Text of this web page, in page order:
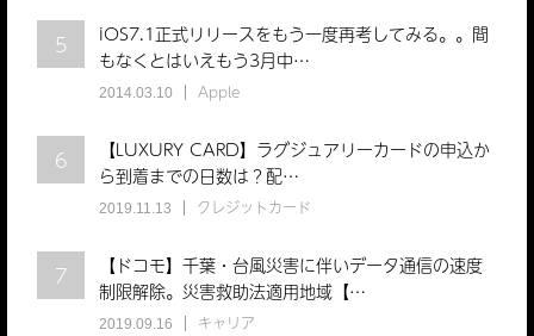
5
iOS7.1正式リリースをもう一度再考してみる。。間
もなくとはいえもう3月中…
2014.03.10 Apple
6
【LUXURY CARD】ラグジュアリーカードの申込か
ら到着までの日数は？配…
2019.11.13 クレジットカード
7
【ドコモ】千葉・台風災害に伴いデータ通信の速度
制限解除。災害救助法適用地域【…
2019.09.16 キャリア